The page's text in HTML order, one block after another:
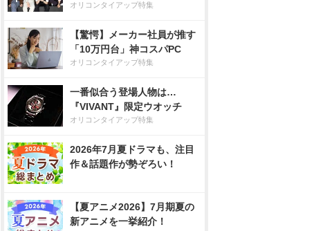
オリコンタイアップ特集
【驚愕】メーカー社員が推す
「10万円台」神コスパPC
オリコンタイアップ特集
一番似合う登場人物は…
『VIVANT』限定ウオッチ
オリコンタイアップ特集
2026年7月夏ドラマも、注目
作＆話題作が勢ぞろい！
【夏アニメ2026】7月期夏の
新アニメを一挙紹介！